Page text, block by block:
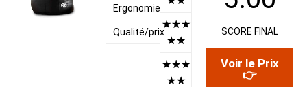
Ergonomie
Qualité/prix
☆☆☆
☆☆
☆☆☆
☆☆
SCORE FINAL
Voir le Prix
👉